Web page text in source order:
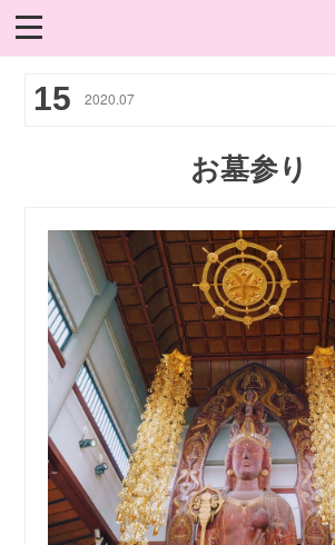
15 2020.07
お墓参り